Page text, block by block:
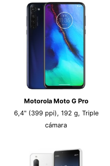
Motorola Moto G Pro
6,4" (399 ppi), 192 g, Triple
cámara